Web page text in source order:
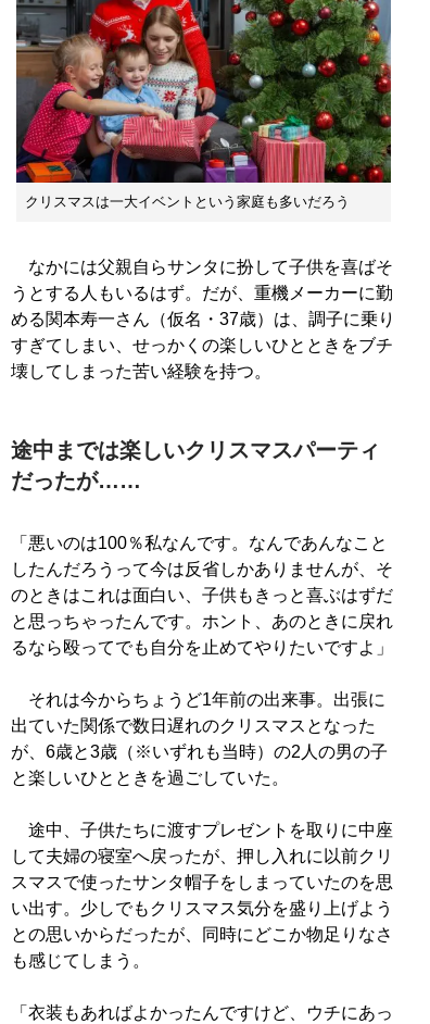
クリスマスは一大イベントという家庭も多いだろう
なかには父親自らサンタに扮して子供を喜ばそ
うとする人もいるはず。だが、重機メーカーに勤
める関本寿一さん（仮名・37歳）は、調子に乗り
すぎてしまい、せっかくの楽しいひとときをブチ
壊してしまった苦い経験を持つ。
途中までは楽しいクリスマスパーティ
だったが……
「悪いのは100％私なんです。なんであんなこと
したんだろうって今は反省しかありませんが、そ
のときはこれは面白い、子供もきっと喜ぶはずだ
と思っちゃったんです。ホント、あのときに戻れ
るなら殴ってでも自分を止めてやりたいですよ」
それは今からちょうど1年前の出来事。出張に
出ていた関係で数日遅れのクリスマスとなった
が、6歳と3歳（※いずれも当時）の2人の男の子
と楽しいひとときを過ごしていた。
途中、子供たちに渡すプレゼントを取りに中座
して夫婦の寝室へ戻ったが、押し入れに以前クリ
スマスで使ったサンタ帽子をしまっていたのを思
い出す。少しでもクリスマス気分を盛り上げよう
との思いからだったが、同時にどこか物足りなさ
も感じてしまう。
「衣装もあればよかったんですけど、ウチにあっ